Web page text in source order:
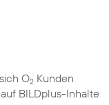
O2 Kunden
BILDplus-Inhalte